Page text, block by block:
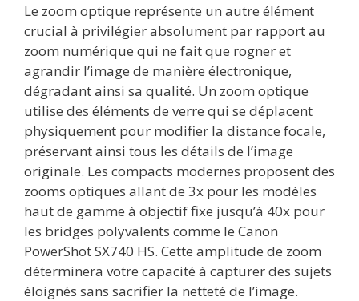
Le zoom optique représente un autre élément
crucial à privilégier absolument par rapport au
zoom numérique qui ne fait que rogner et
agrandir l’image de manière électronique,
dégradant ainsi sa qualité. Un zoom optique
utilise des éléments de verre qui se déplacent
physiquement pour modifier la distance focale,
préservant ainsi tous les détails de l’image
originale. Les compacts modernes proposent des
zooms optiques allant de 3x pour les modèles
haut de gamme à objectif fixe jusqu’à 40x pour
les bridges polyvalents comme le Canon
PowerShot SX740 HS. Cette amplitude de zoom
déterminera votre capacité à capturer des sujets
éloignés sans sacrifier la netteté de l’image.